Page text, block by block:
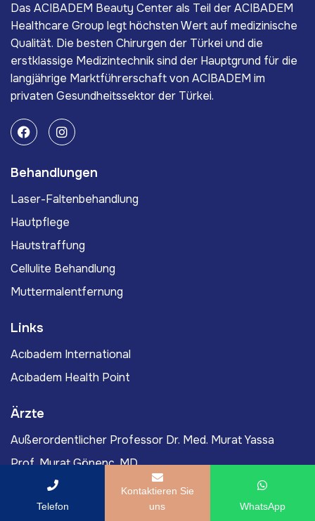
Das ACIBADEM Beauty Center als Teil der ACIBADEM
Healthcare Group legt höchsten Wert auf medizinische
Qualität. Die besten Chirurgen der Türkei und die
erstklassige Medizintechnik sind der Hauptgrund für die
langjährige Marktführerschaft von ACIBADEM im
privaten Gesundheitssektor der Türkei.
Behandlungen
Laser-Faltenbehandlung
Hautpflege
Hautstraffung
Cellulite Behandlung
Muttermalentfernung
Links
Acıbadem International
Acıbadem Health Point
Ärzte
Außerordentlicher Professor Dr. Med. Murat Yassa
Prof. Murat Gönenç, MD
Ömercan Yağız Öksüz, MD
Außerordentlicher Professor Dr. Med. Burak Tanyıldız
Telefon
Kontaktieren Sie
uns
WhatsApp